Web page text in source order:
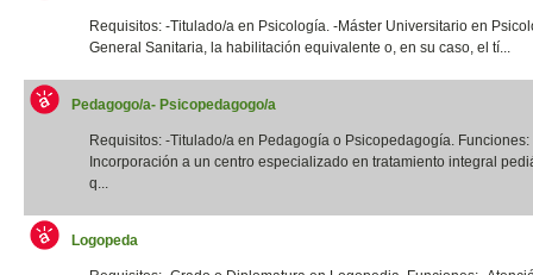
Requisitos: -Titulado/a en Psicología. -Máster Universitario en
General Sanitaria, la habilitación equivalente o, en su caso, el tí...
Pedagogo/a- Psicopedagogo/a
Requisitos: -Titulado/a en Pedagogía o Psicopedagogía. Funciones:
Incorporación a un centro especializado en tratamiento integral
q...
Logopeda